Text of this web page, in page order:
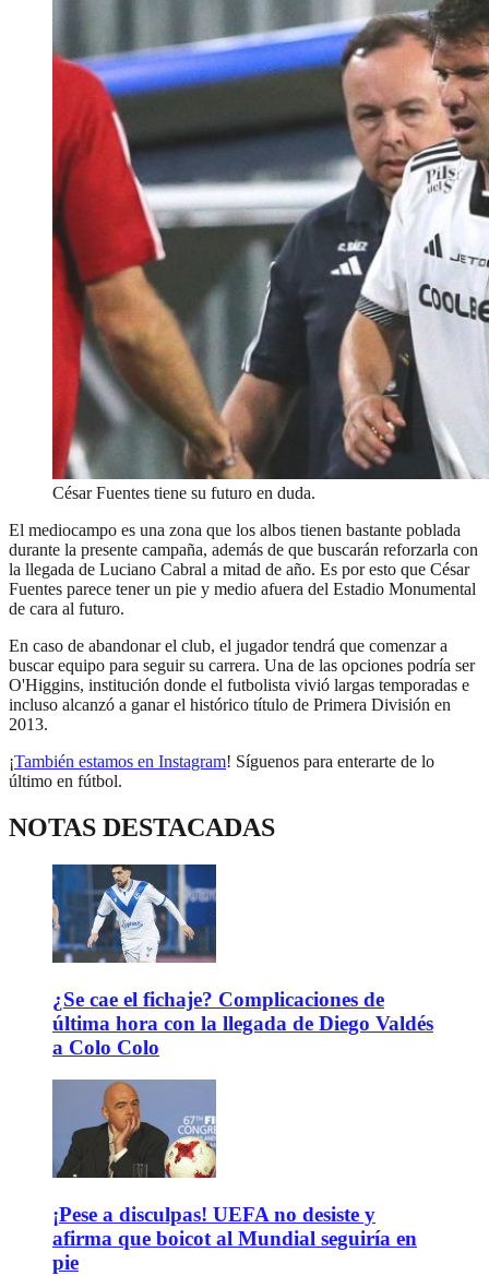
César Fuentes tiene su futuro en duda.
El mediocampo es una zona que los albos tienen bastante poblada
durante la presente campaña, además de que buscarán reforzarla con
la llegada de Luciano Cabral a mitad de año. Es por esto que César
Fuentes parece tener un pie y medio afuera del Estadio Monumental
de cara al futuro.
En caso de abandonar el club, el jugador tendrá que comenzar a
buscar equipo para seguir su carrera. Una de las opciones podría ser
O'Higgins, institución donde el futbolista vivió largas temporadas e
incluso alcanzó a ganar el histórico título de Primera División en
2013.
¡También estamos en Instagram! Síguenos para enterarte de lo
último en fútbol.
NOTAS DESTACADAS
¿Se cae el fichaje? Complicaciones de
última hora con la llegada de Diego Valdés
a Colo Colo
¡Pese a disculpas! UEFA no desiste y
afirma que boicot al Mundial seguiría en
pie